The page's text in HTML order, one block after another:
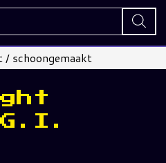
/ schoongemaakt
G.I.